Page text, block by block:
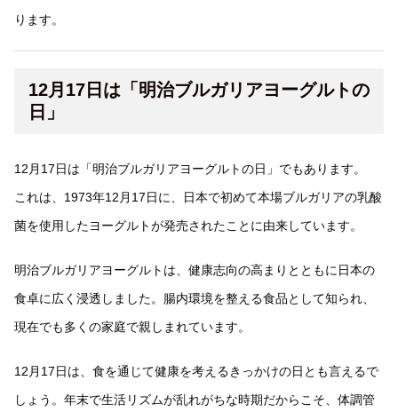
ります。
12月17日は「明治ブルガリアヨーグルトの
日」
12月17日は「明治ブルガリアヨーグルトの日」でもあります。
これは、1973年12月17日に、日本で初めて本場ブルガリアの乳酸
菌を使用したヨーグルトが発売されたことに由来しています。
明治ブルガリアヨーグルトは、健康志向の高まりとともに日本の
食卓に広く浸透しました。腸内環境を整える食品として知られ、
現在でも多くの家庭で親しまれています。
12月17日は、食を通じて健康を考えるきっかけの日とも言えるで
しょう。年末で生活リズムが乱れがちな時期だからこそ、体調管